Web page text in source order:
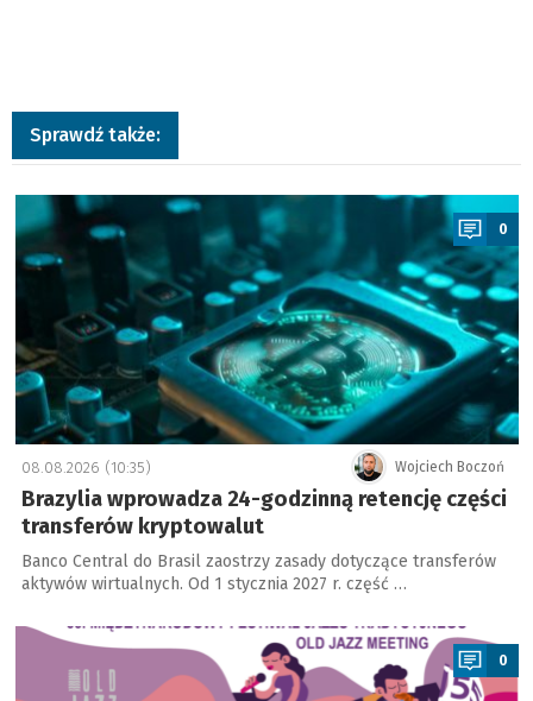
Sprawdź także:
a
0
Wojciech Boczoń
08.08.2026 (10:35)
Brazylia wprowadza 24-godzinną retencję części
transferów kryptowalut
Banco Central do Brasil zaostrzy zasady dotyczące transferów
aktywów wirtualnych. Od 1 stycznia 2027 r. część …
a
0